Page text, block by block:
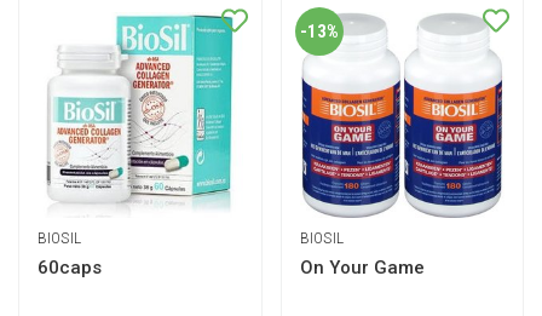
BIOSIL
60caps
-13%
BIOSIL
On Your Game